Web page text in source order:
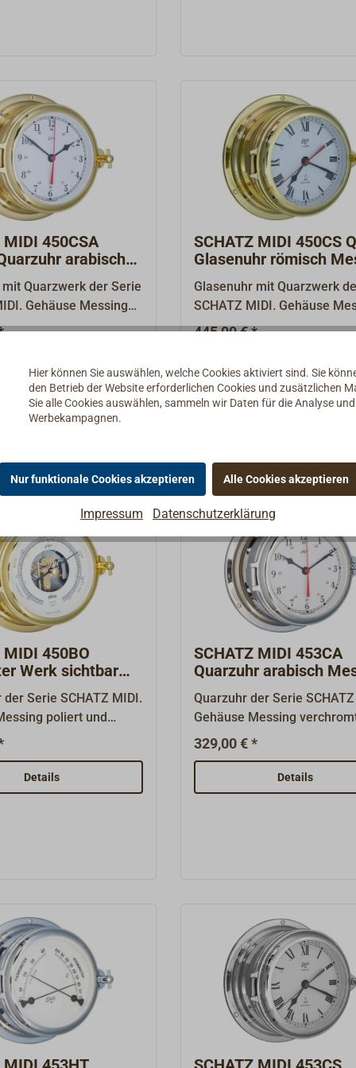
oder verschraubt.
Design und hochpräzise
verbinden sich hier in
Die Fertigung erfolgt bei der
dänischen Manufaktur
aufklappbar mit
Knebelverschluss.
Design und
Technik verbinden
Harmonie. Alle
werden ohne Batterie
Gehäuse sind aufklappbar
Scharnier und
Traditionelles Design und
hochpräzise Technik
sich hier in Harmonie. Alle
Quarzuhren werden ohne
MIDI 450CSA
arabisch
Quarzwerk der Serie
Gehäuse Messing
mit
und arabischen
1881" - dieser
steht weltweit für
und erfolgreiche
Serie mit bestem Ruf
sind im Stil
Schiffsuhren aus
Messing gefertigt, die
aufklappbar mit
Knebelverschluss.
Design und
Technik verbinden
Harmonie. Alle
werden ohne Batterie
Details
SCHATZ MIDI 450CS
Glasenuhr römisch
poliert
Glasenuhr mit Quarzwerk
SCHATZ MIDI. Gehäuse
poliert und zweifach
römischen Ziffern.
- dieser Markenname steht
Jahren. Alle Instrumente
Stil klassischer Schiffsuhren
schwerem Messing
Gehäuse sind aufklappbar
Scharnier und
Traditionelles Design und
hochpräzise Technik
sich hier in Harmonie. Alle
Quarzuhren werden ohne
geliefert.
445,00 € *
Details
MIDI 450BO
Werk sichtbar
poliert
Serie SCHATZ MIDI.
poliert und
aufklappbar mit
Das Barometer
2-Dosen-Werk
von +/- 2
Schiffsuhren aus
Messing gefertigt, die
aufklappbar mit
Knebelverschluss.
Design und
Technik verbinden
Harmonie.
Details
SCHATZ MIDI 453CA
Quarzuhr arabisch
verchromt
Quarzuhr der Serie
Gehäuse Messing
aufklappbar mit
Quarzuhr mit arabischem
Zifferblatt."SCHATZ 1881" -
Markenname steht
Gehäuse sind aufklappbar
Scharnier und
Traditionelles Design und
hochpräzise Technik
sich hier in Harmonie. Alle
Quarzuhren werden ohne
329,00 € *
Details
Hier können Sie auswählen, welche Cookies aktiviert sind. Sie
den Betrieb der Website erforderlichen Cookies und zusätzlichen
Sie alle Cookies auswählen, sammeln wir Daten für die Analyse
Werbekampagnen.
Nur funktionale Cookies akzeptieren Alle Cookies akzeptieren
Impressum Datenschutzerklärung